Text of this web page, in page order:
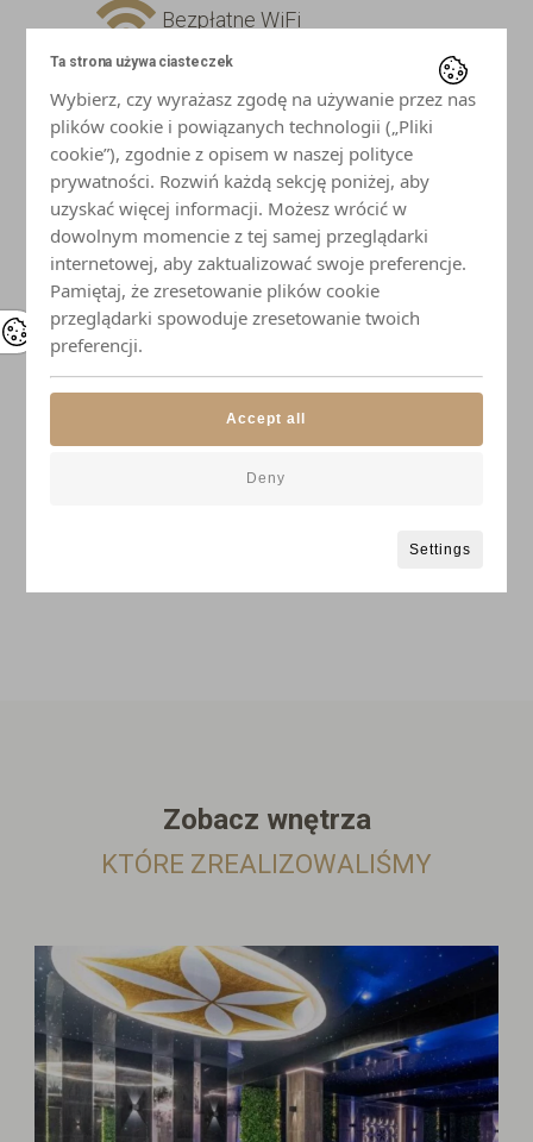
Bezpłatne WiFi
Lodówka
Płyta indukcyjna
Mikrofalówka
Czajnik
Naczynia i przybory kuchenne
Zobacz wnętrza
KTÓRE ZREALIZOWALIŚMY
Ta strona używa ciasteczek
Wybierz, czy wyrażasz zgodę na używanie przez nas
plików cookie i powiązanych technologii („Pliki
cookie”), zgodnie z opisem w naszej polityce
prywatności. Rozwiń każdą sekcję poniżej, aby
uzyskać więcej informacji. Możesz wrócić w
dowolnym momencie z tej samej przeglądarki
internetowej, aby zaktualizować swoje preferencje.
Pamiętaj, że zresetowanie plików cookie
przeglądarki spowoduje zresetowanie twoich
preferencji.
Settings
Deny
Accept all